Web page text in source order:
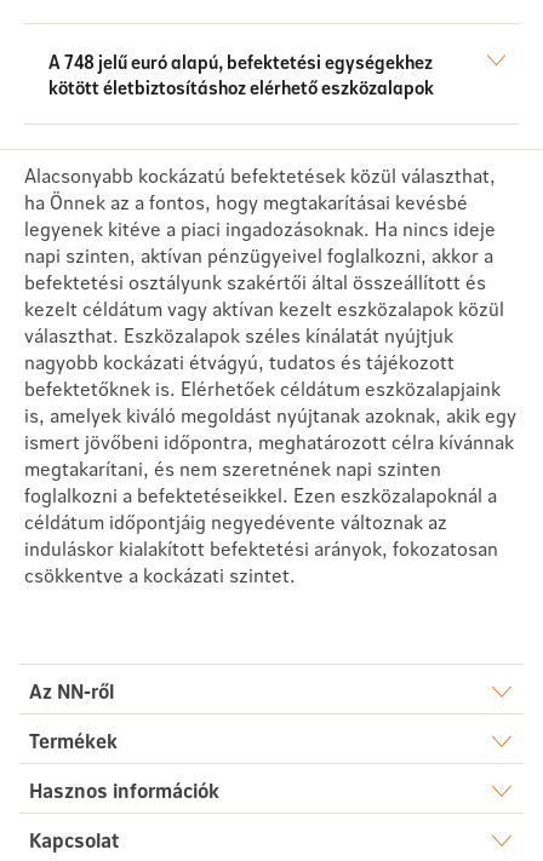
A 748 jelű euró alapú, befektetési egységekhez
kötött életbiztosításhoz elérhető eszközalapok
Alacsonyabb kockázatú befektetések közül választhat,
ha Önnek az a fontos, hogy megtakarításai kevésbé
legyenek kitéve a piaci ingadozásoknak. Ha nincs ideje
napi szinten, aktívan pénzügyeivel foglalkozni, akkor a
befektetési osztályunk szakértői által összeállított és
kezelt céldátum vagy aktívan kezelt eszközalapok közül
választhat. Eszközalapok széles kínálatát nyújtjuk
nagyobb kockázati étvágyú, tudatos és tájékozott
befektetőknek is. Elérhetőek céldátum eszközalapjaink
is, amelyek kiváló megoldást nyújtanak azoknak, akik egy
ismert jövőbeni időpontra, meghatározott célra kívánnak
megtakarítani, és nem szeretnének napi szinten
foglalkozni a befektetéseikkel. Ezen eszközalapoknál a
céldátum időpontjáig negyedévente változnak az
induláskor kialakított befektetési arányok, fokozatosan
csökkentve a kockázati szintet.
Az NN-ről
Rólunk
Sajtószoba
Karrier
Termékek
Élet
Egészség
Hasznos információk
Dokumentumtár
Kapcsolat